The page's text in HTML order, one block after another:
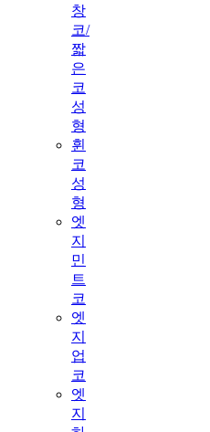
창
코/
짧
은
코
성
형
휜
코
성
형
엣
지
민
트
코
엣
지
업
코
엣
지